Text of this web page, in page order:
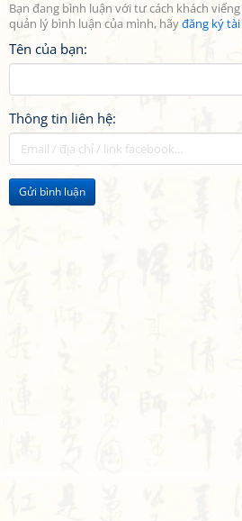
Bạn đang bình luận với tư cách khách
quản lý bình luận của mình, hãyđăng ký
Tên của bạn:
Thông tin liên hệ:
Gửi bình luận